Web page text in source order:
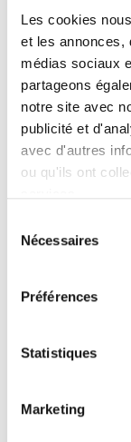
Les cookies
et les annonces,
médias sociaux
partageons
notre site avec
publicité et
avec d'autres
ou qu'ils ont
Nécessaires
Préférences
Statistiques
Marketing
demande
début de la
En
questionnaire
participant par
Les formations
par l'envoi
Générales de
47 70-
55 11 47 16
Se
J'ai déjà un
Adresse email